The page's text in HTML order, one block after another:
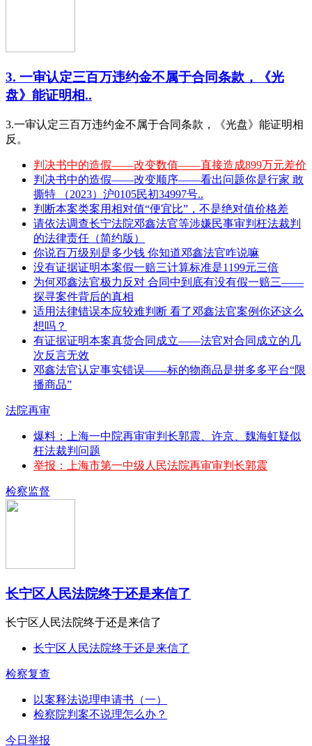
3. 一审认定三百万违约金不属于合同条款，《光
盘》能证明相..
3.一审认定三百万违约金不属于合同条款，《光盘》能证明相
反。
判决书中的造假——改变数值——直接造成899万元差价
判决书中的造假——改变顺序——看出问题你是行家 敢
撕特 （2023）沪0105民初34997号..
判断本案类案用相对值“便宜比”，不是绝对值价格差
请依法调查长宁法院邓鑫法官等涉嫌民事审判枉法裁判
的法律责任（简约版）
你说百万级别是多少钱 你知道邓鑫法官咋说嘛
没有证据证明本案假一赔三计算标准是1199元三倍
为何邓鑫法官极力反对 合同中到底有没有假一赔三——
探寻案件背后的真相
适用法律错误本应较难判断 看了邓鑫法官案例你还这么
想吗？
有证据证明本案真货合同成立——法官对合同成立的几
次反言无效
邓鑫法官认定事实错误——标的物商品是拼多多平台“限
播商品”
法院再审
爆料：上海一中院再审审判长郭震、许京、魏海虹疑似
枉法裁判问题
举报：上海市第一中级人民法院再审审判长郭震
检察监督
长宁区人民法院终于还是来信了
长宁区人民法院终于还是来信了
长宁区人民法院终于还是来信了
检察复查
以案释法说理申请书（一）
检察院判案不说理怎么办？
今日举报